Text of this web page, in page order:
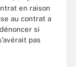
en raison
au contrat a
si
pas